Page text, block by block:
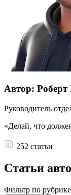
Автор:
Руководитель
«Делай, что
252 статьи
Статьи
Фильтр по рубрике